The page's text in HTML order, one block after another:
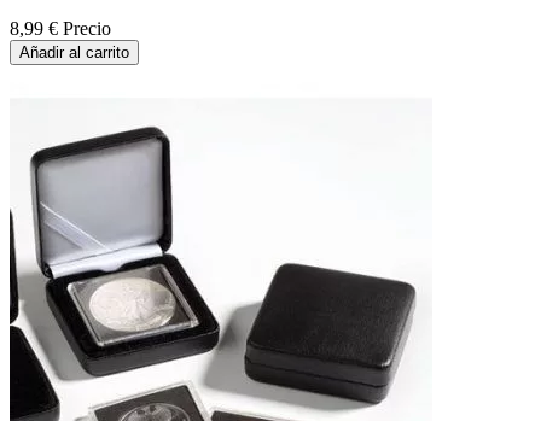
8,99 € Precio
Añadir al carrito